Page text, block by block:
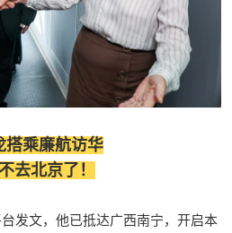
搭乘廉航访华
去北京了！
发文，他已抵达广西南宁，开启本